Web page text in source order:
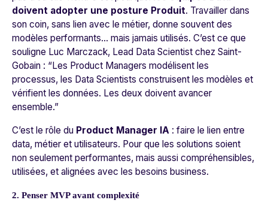
doivent adopter une posture Produit. Travailler dans
son coin, sans lien avec le métier, donne souvent des
modèles performants… mais jamais utilisés. C’est ce que
souligne Luc Marczack, Lead Data Scientist chez Saint-
Gobain : “Les Product Managers modélisent les
processus, les Data Scientists construisent les modèles et
vérifient les données. Les deux doivent avancer
ensemble.”
C’est le rôle du Product Manager IA : faire le lien entre
data, métier et utilisateurs. Pour que les solutions soient
non seulement performantes, mais aussi compréhensibles,
utilisées, et alignées avec les besoins business.
2. Penser MVP avant complexité